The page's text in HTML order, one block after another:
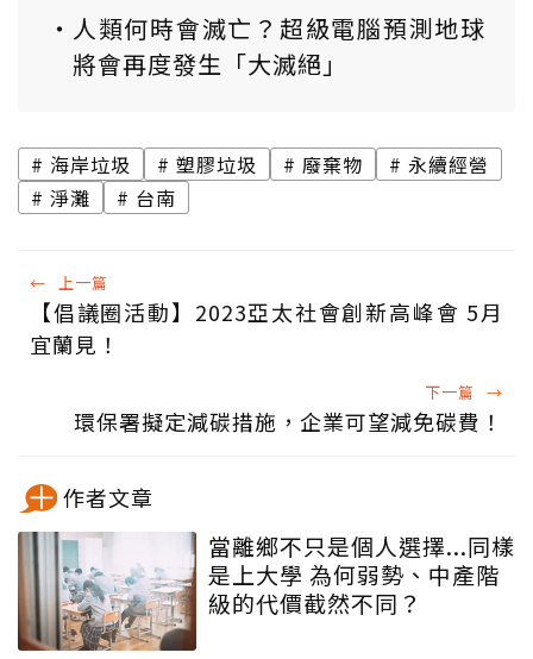
人類何時會滅亡？超級電腦預測地球
將會再度發生「大滅絕」
海岸垃圾 塑膠垃圾 廢棄物
永續經營
淨灘
台南
← 上一篇
【倡議圈活動】2023亞太社會創新高峰會 5月
宜蘭見！
下一篇 →
環保署擬定減碳措施，企業可望減免碳費！
作者文章
當離鄉不只是個人選擇...同樣
是上大學 為何弱勢、中產階
級的代價截然不同？